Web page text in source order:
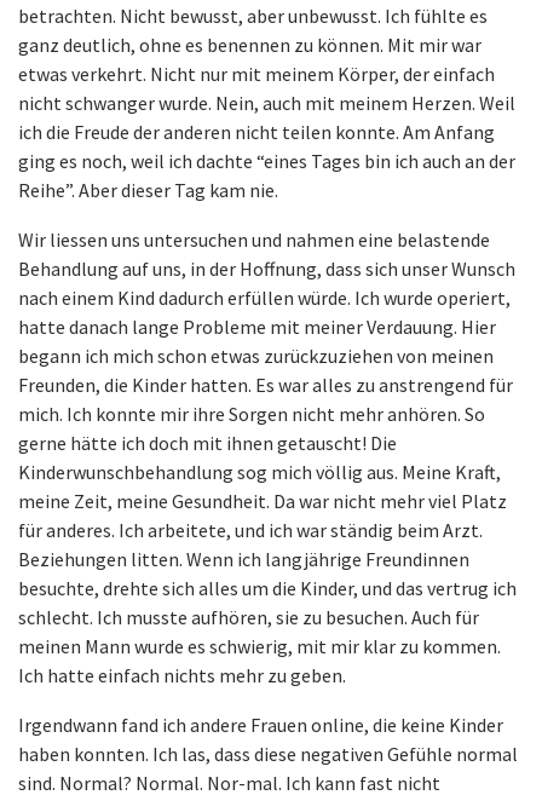
betrachten. Nicht bewusst, aber unbewusst. Ich fühlte es
ganz deutlich, ohne es benennen zu können. Mit mir war
etwas verkehrt. Nicht nur mit meinem Körper, der einfach
nicht schwanger wurde. Nein, auch mit meinem Herzen. Weil
ich die Freude der anderen nicht teilen konnte. Am Anfang
ging es noch, weil ich dachte “eines Tages bin ich auch an der
Reihe”. Aber dieser Tag kam nie.
Wir liessen uns untersuchen und nahmen eine belastende
Behandlung auf uns, in der Hoffnung, dass sich unser Wunsch
nach einem Kind dadurch erfüllen würde. Ich wurde operiert,
hatte danach lange Probleme mit meiner Verdauung. Hier
begann ich mich schon etwas zurückzuziehen von meinen
Freunden, die Kinder hatten. Es war alles zu anstrengend für
mich. Ich konnte mir ihre Sorgen nicht mehr anhören. So
gerne hätte ich doch mit ihnen getauscht! Die
Kinderwunschbehandlung sog mich völlig aus. Meine Kraft,
meine Zeit, meine Gesundheit. Da war nicht mehr viel Platz
für anderes. Ich arbeitete, und ich war ständig beim Arzt.
Beziehungen litten. Wenn ich langjährige Freundinnen
besuchte, drehte sich alles um die Kinder, und das vertrug ich
schlecht. Ich musste aufhören, sie zu besuchen. Auch für
meinen Mann wurde es schwierig, mit mir klar zu kommen.
Ich hatte einfach nichts mehr zu geben.
Irgendwann fand ich andere Frauen online, die keine Kinder
haben konnten. Ich las, dass diese negativen Gefühle normal
sind. Normal? Normal. Nor-mal. Ich kann fast nicht